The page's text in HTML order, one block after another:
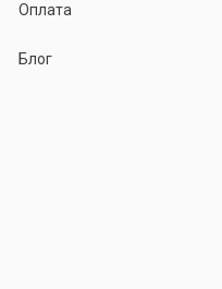
Оплата
Блог